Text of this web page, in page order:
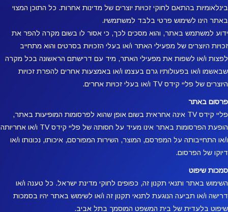
בינלאומיות בהתאם לחוקי זכויות יוצרים של מדינות אחרות. כל התוכן המצוי
באתר הינו לשימוש פרטי בלבד למשתמשיו.
ידוע למשתמש באתר, והוא מסכים לכך, כי אסור לו בשום מקרה להפר את
זכויות היוצרים של מפעילי האתר ו/או בעלי הזכויות בסרטים והוא מתחייב
לפצות ו/או לשפות את מפעילי האתר, מיד עם דרישתם הראשונה בכל מקרה
שבאשמו ו/או בפעולותיו גרם בעצמו ו/או באמצעות אחרים להפרת זכויות
היוצרים של פליי קידס TV ו/או בעלי זכויות אחרים.
פרסום באתר
פליי קידס TV אינה אחראית בשום אופן שהוא לפרסומות המופיעות באתר,
הופעת הפרסומות באתר אינו מעיד על חסותה של פליי קידס TV ו/או אחריותה
ו/או התחייבותה על המפרסם, המוצר, השירות המפורסם, איכותו, נכונותו ו/או
דיוקו של הפרסום.
סמכות שיפוט
השימוש באתר ותנאי תקנון זה, כפופים לחוקי מדינת ישראל. כל טענה ו/או
דרישה ו/או תביעה הנוגעת לתנאי תקנון זה ו/או לשימוש באתר יהיו בסמכות
שיפוט בלעדית של בית המשפט המוסמך בתל אביב.